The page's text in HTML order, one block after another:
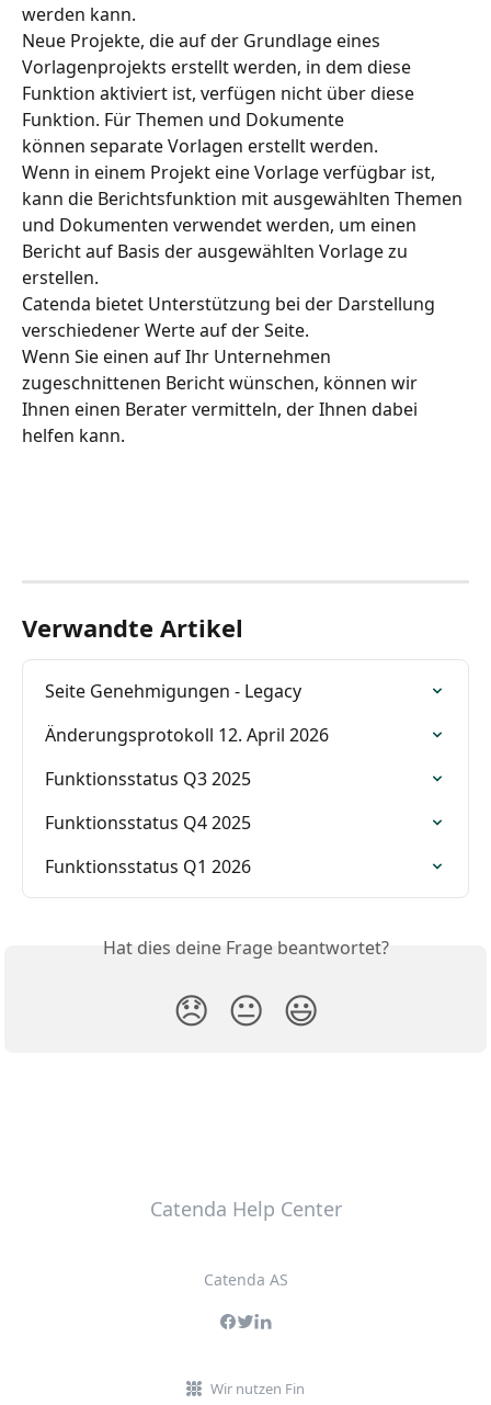
werden kann.
Neue Projekte, die auf der Grundlage eines
Vorlagenprojekts erstellt werden, in dem diese
Funktion aktiviert ist, verfügen nicht über diese
Funktion. Für Themen und Dokumente
können separate Vorlagen erstellt werden.
Wenn in einem Projekt eine Vorlage verfügbar ist,
kann die Berichtsfunktion mit ausgewählten Themen
und Dokumenten verwendet werden, um einen
Bericht auf Basis der ausgewählten Vorlage zu
erstellen.
Catenda bietet Unterstützung bei der Darstellung
verschiedener Werte auf der Seite.
Wenn Sie einen auf Ihr Unternehmen
zugeschnittenen Bericht wünschen, können wir
Ihnen einen Berater vermitteln, der Ihnen dabei
helfen kann.
Verwandte Artikel
Seite Genehmigungen - Legacy
Änderungsprotokoll 12. April 2026
Funktionsstatus Q3 2025
Funktionsstatus Q4 2025
Funktionsstatus Q1 2026
Hat dies deine Frage beantwortet?
😞 😐 😃
Catenda Help Center
Catenda AS
Wir nutzen Fin